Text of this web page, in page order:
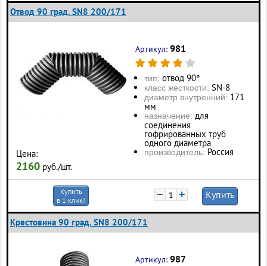
Отвод 90 град. SN8 200/171
Цена:
2160 руб./шт.
Артикул: 981
тип: отвод 90°
класс жесткости: SN-8
диаметр внутренний: 171
мм
назначение: для
соединения
гофрированных труб
одного диаметра
производитель: Россия
Купить
в 1 клик!
− + Купить
Крестовина 90 град. SN8 200/171
Артикул: 987